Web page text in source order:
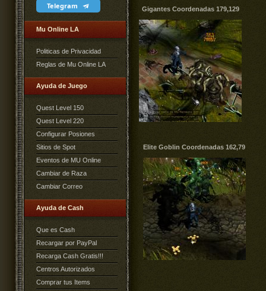
Telegram
Mu Online LA
Politicas de Privacidad
Reglas de Mu Online LA
Ayuda de Juego
Quest Level 150
Quest Level 220
Configurar Posiones
Sitios de Spot
Eventos de MU Online
Cambiar de Raza
Cambiar Correo
Ayuda de Cash
Que es Cash
Recargar por PayPal
Recarga Cash Gratis!!!
Centros Autorizados
Comprar tus Items
Gigantes Coordenadas 179,129
Elite Goblin Coordenadas 162,79